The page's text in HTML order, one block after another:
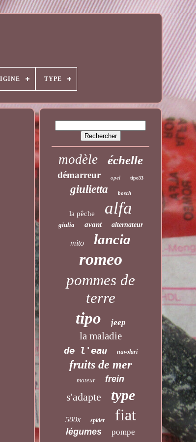
TYPE
modèle échelle
démarreur opel tipo33
giulietta bosch
la pêche alfa
giulia avant alternateur
mito lancia
romeo
pommes de
terre
tipo jeep
la maladie
de l'eau nuvolari
fruits de mer
moteur frein
s'adapte type
500x spider fiat
légumes pompe